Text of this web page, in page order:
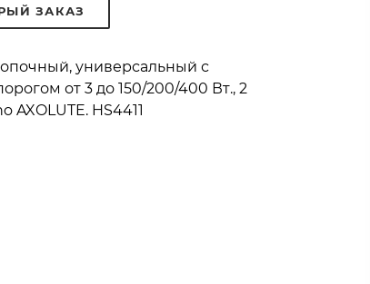
ЗАКАЗ
универсальный с
от 3 до 150/200/400 Вт., 2
HS4411